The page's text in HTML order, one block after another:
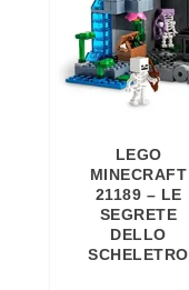
9
9
€
.
LEGO
MINECRAFT
21189 – LE
SEGRETE
DELLO
SCHELETRO